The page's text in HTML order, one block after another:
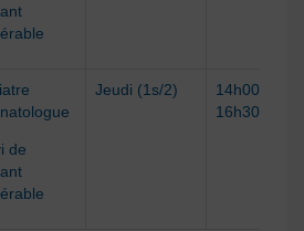
de
Jeudi (1s/2)
14h00 –
16h30